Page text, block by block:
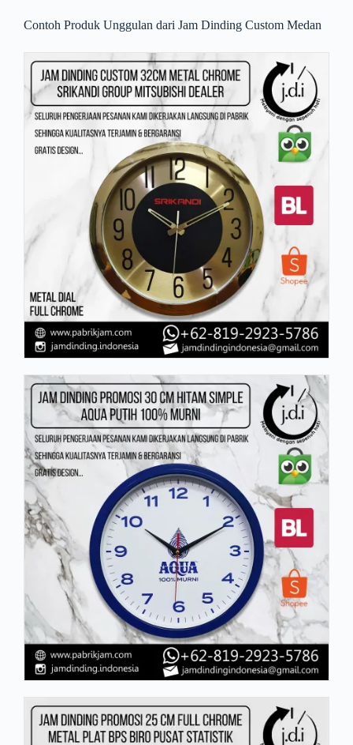
Contoh Produk Unggulan dari Jam Dinding Custom Medan